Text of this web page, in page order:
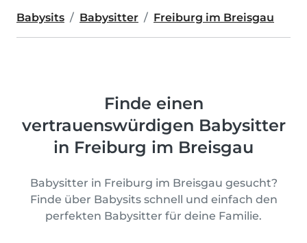
Babysits Babysitter Freiburg im Breisgau
Finde einen
vertrauenswürdigen Babysitter
in Freiburg im Breisgau
Babysitter in Freiburg im Breisgau gesucht?
Finde über Babysits schnell und einfach den
perfekten Babysitter für deine Familie.